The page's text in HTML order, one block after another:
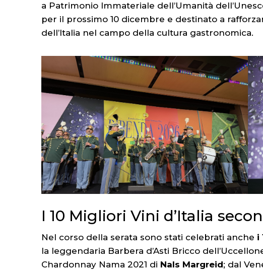
a Patrimonio Immateriale dell’Umanità
per il prossimo 10 dicembre e destinato a
dell’Italia nel campo della cultura gastronomica.
I 10 Migliori Vini d’Italia
Nel corso della serata sono stati celebrati anche i
la leggendaria Barbera d’Asti Bricco
Chardonnay Nama 2021 di Nals Margreid; dal